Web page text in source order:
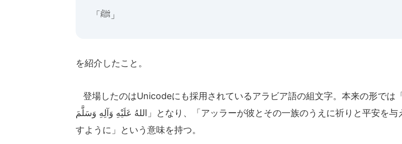
「ﷺ」
を紹介したこと。
登場したのはUnicodeにも採用されているアラビア語の組文字。本来の形では「صَلَّى
اللهُ عَلَيْهِ وَآلِهِ وَسَلَّمَ」となり、「アッラーが彼とその一族のうえに祈りと平安を与えま
すように」という意味を持つ。